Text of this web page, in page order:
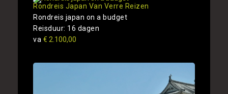
Rondreis Japan Van Verre Reizen
Rondreis japan on a budget
Reisduur: 16 dagen
va € 2.100,00